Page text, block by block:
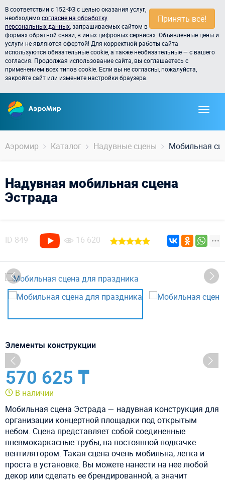
Принять всё!
В соответствии с 152-ФЗ с целью оказания услуг,
необходимосогласие на обработку
персональных данных , запрашиваемых сайтом в
формах обратной связи, в иных цифровых сервисах. Объявленные цены и
услуги не являются офертой! Для корректной работы сайта
используются обязательные cookie, а также необязательные — с вашего
согласия. Продолжая использование сайта, вы соглашаетесь с
применением всех типов cookie. Если вы не согласны, пожалуйста,
закройте сайт или измените настройки браузера.
Аэромир Каталог Надувные сцены Мобильная
Надувная мобильная сцена
Эстрада
ID 849 16 620
Элементы конструкции
570 625 ₸
В наличии
Мобильная сцена Эстрада — надувная конструкция для
организации концертной площадки под открытым
небом. Сцена представляет собой соединенные
пневмокаркасные трубы, на постоянной подкачке
вентилятором. Такая сцена очень мобильна, легка и
проста в установке. Вы можете нанести на нее любой
декор или сделать ее брендированной, а значит